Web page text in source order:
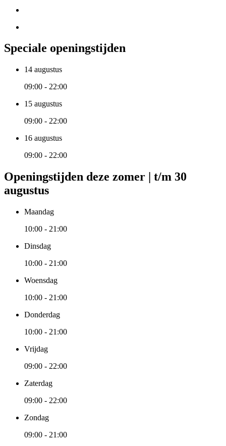
Speciale openingstijden
14 augustus
09:00 - 22:00
15 augustus
09:00 - 22:00
16 augustus
09:00 - 22:00
Openingstijden deze zomer | t/m 30
augustus
Maandag
10:00 - 21:00
Dinsdag
10:00 - 21:00
Woensdag
10:00 - 21:00
Donderdag
10:00 - 21:00
Vrijdag
09:00 - 22:00
Zaterdag
09:00 - 22:00
Zondag
09:00 - 21:00